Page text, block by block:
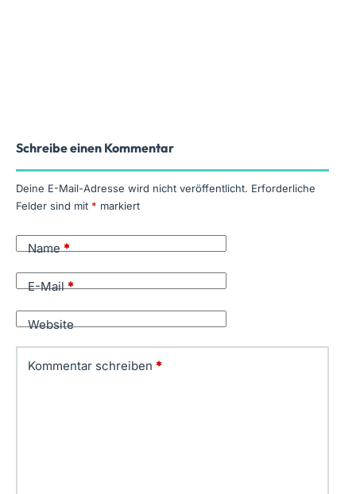
Schreibe einen Kommentar
Deine E-Mail-Adresse wird nicht veröffentlicht. Erforderliche
Felder sind mit * markiert
Name*
E-Mail*
Website
Kommentar schreiben *